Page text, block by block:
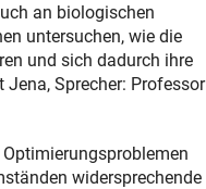
an biologischen
untersuchen, wie die
und sich dadurch ihre
Sprecher: Professor
widersprechende